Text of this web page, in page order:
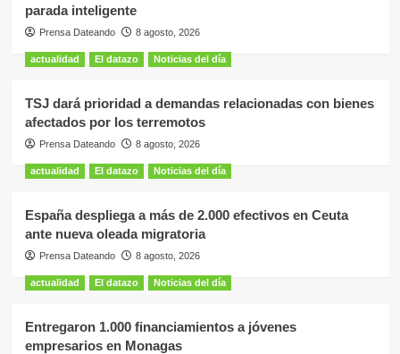
parada inteligente
Prensa Dateando 8 agosto, 2026
actualidad El datazo Noticias del día
TSJ dará prioridad a demandas relacionadas con bienes
afectados por los terremotos
Prensa Dateando 8 agosto, 2026
actualidad El datazo Noticias del día
España despliega a más de 2.000 efectivos en Ceuta
ante nueva oleada migratoria
Prensa Dateando 8 agosto, 2026
actualidad El datazo Noticias del día
Entregaron 1.000 financiamientos a jóvenes
empresarios en Monagas